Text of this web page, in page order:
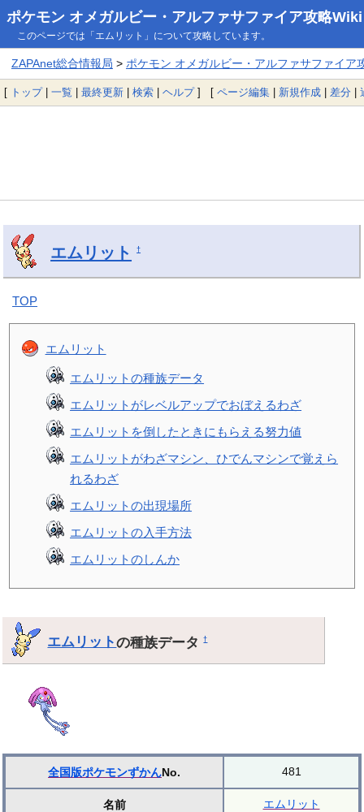
ポケモン オメガルビー・アルファサファイア攻略Wiki
このページでは「エムリット」について攻略しています。
ZAPAnet総合情報局 > ポケモン オメガルビー・アルファサファイア
[ トップ| 一覧 | 最終更新 | 検索 | ヘルプ] [ ページ編集 | 新規作成 | 差分 |
エムリット †
TOP
エムリット
エムリットの種族データ
エムリットがレベルアップでおぼえるわざ
エムリットを倒したときにもらえる努力値
エムリットがわざマシン、ひでんマシンで覚えら
れるわざ
エムリットの出現場所
エムリットの入手方法
エムリットのしんか
エムリットの種族データ†
全国版ポケモンずかんNo. 481
名前 エムリット